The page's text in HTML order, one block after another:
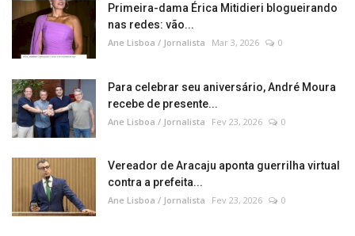
Primeira-dama Érica Mitidieri blogueirando
nas redes: vão...
Ane Lisboa / Jornalista Mar 3, 2026 0
Para celebrar seu aniversário, André Moura
recebe de presente...
Ane Lisboa / Jornalista Fev 23, 2026 0
Vereador de Aracaju aponta guerrilha virtual
contra a prefeita...
Ane Lisboa / Jornalista Fev 23, 2026 0